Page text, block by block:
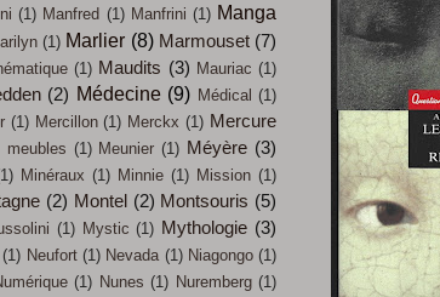
(1) Manfred (1) Manfrini (1) Manga
(1) Marlier (8) Marmouset (7)
(1) Maudits (3) Mauriac (1)
(2) Médecine (9) Médical (1)
(1) Mercillon (1) Merckx (1) Mercure
meubles (1) Meunier (1) Méyère (3)
Minéraux (1) Minnie (1) Mission (1)
(2) Montel (2) Montsouris (5)
(1) Mystic (1) Mythologie (3)
(1) Neufort (1) Nevada (1) Niagongo (1)
(1) Nunes (1) Nuremberg (1)